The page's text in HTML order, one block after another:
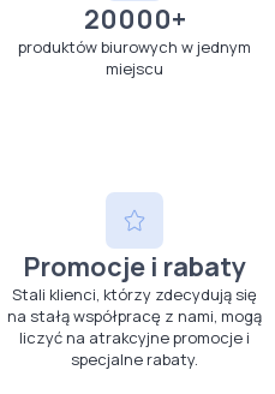
20000+
produktów biurowych w jednym
miejscu
Promocje i rabaty
Stali klienci, którzy zdecydują się
na stałą współpracę z nami, mogą
liczyć na atrakcyjne promocje i
specjalne rabaty.